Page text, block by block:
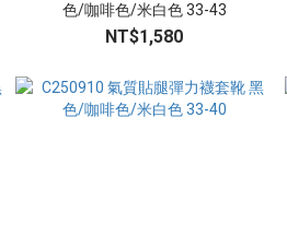
色/咖啡色/米白色 33-43
NT$1,580